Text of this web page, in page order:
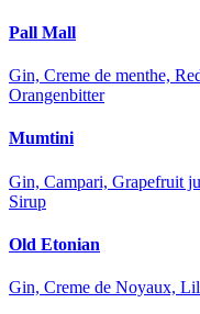
Pall Mall
Gin, Creme de menthe,
Orangenbitter
Mumtini
Gin, Campari, Grapefruit
Sirup
Old Etonian
Gin, Creme de Noyaux,